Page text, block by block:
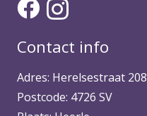
Contact info
Adres: Herelsestraat 208
Postcode: 4726 SV